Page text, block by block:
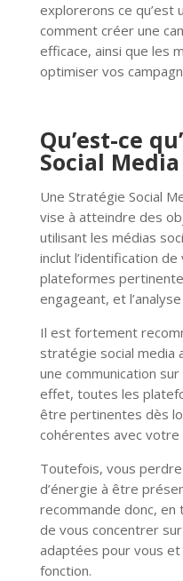
explorerons ce qu’est
comment créer une
efficace, ainsi que les
optimiser vos
Qu’est-ce
Social Media
Une Stratégie Social
vise à atteindre des
utilisant les médias
inclut l’identification
plateformes
engageant, et
Il est fortement
stratégie social media
une communication
effet, toutes les
être pertinentes dès
cohérentes avec votre
Toutefois, vous
d’énergie à être
recommande donc, en
de vous concentrer
adaptées pour vous
fonction.